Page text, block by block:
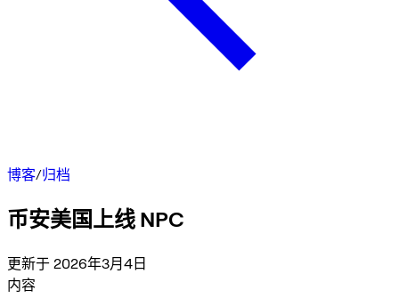
博客/归档
币安美国上线 NPC
更新于 2026年3月4日
内容